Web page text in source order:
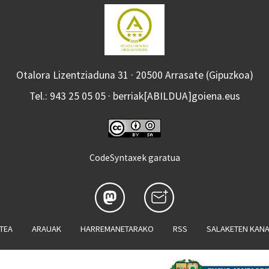
Otalora Lizentziaduna 31 · 20500 Arrasate (Gipuzkoa)
Tel.: 943 25 05 05 · berriak[ABILDUA]goiena.eus
CodeSyntaxek garatua
ARAUAK HARREMANETARAKO RSS SALAKETEN